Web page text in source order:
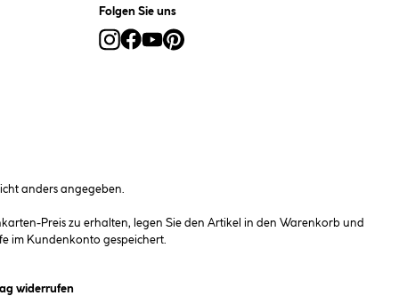
Folgen Sie uns
anders angegeben.
Preis zu erhalten, legen Sie den Artikel in den Warenkorb und
im Kundenkonto gespeichert.
ein Dialogfeld)
widerrufen